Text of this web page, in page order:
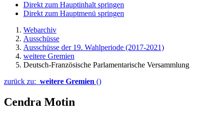
Direkt zum Hauptinhalt springen
Direkt zum Hauptmenü springen
Webarchiv
Ausschüsse
Ausschüsse der 19. Wahlperiode (2017-2021)
weitere Gremien
Deutsch-Französische Parlamentarische Versammlung
zurück zu: weitere Gremien ()
Cendra Motin